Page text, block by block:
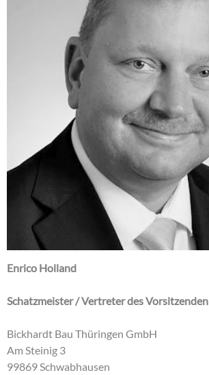
Enrico Holland
Schatzmeister / Vertreter des Vorsitzenden
Bickhardt Bau Thüringen GmbH
Am Steinig 3
99869 Schwabhausen